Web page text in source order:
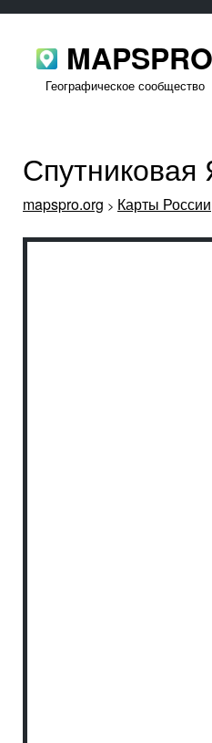
MAPSPRO
Географическое сообщество
Спутниковая
mapspro.org > Карты России